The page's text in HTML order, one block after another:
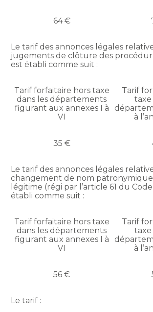
64 €
Le tarif des annonces légales
jugements de clôture des
est établi comme suit :
Tarif forfaitaire hors taxe
dans les départements
figurant aux annexes I à
VI
Tarif
taxe
à
35 €
Le tarif des annonces légales
changement de nom
légitime (régi par l’article 61 du
établi comme suit :
Tarif forfaitaire hors taxe
dans les départements
figurant aux annexes I à
VI
Tarif
taxe
à
56 €
Le tarif :